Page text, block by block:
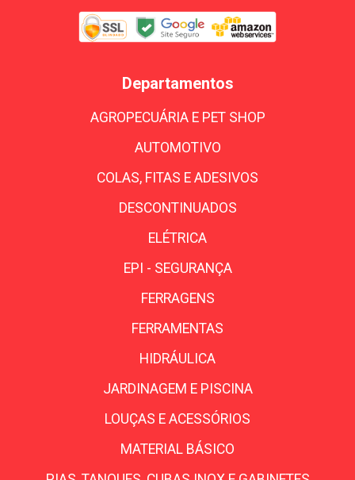
Departamentos
AGROPECUÁRIA E PET SHOP
AUTOMOTIVO
COLAS, FITAS E ADESIVOS
DESCONTINUADOS
ELÉTRICA
EPI - SEGURANÇA
FERRAGENS
FERRAMENTAS
HIDRÁULICA
JARDINAGEM E PISCINA
LOUÇAS E ACESSÓRIOS
MATERIAL BÁSICO